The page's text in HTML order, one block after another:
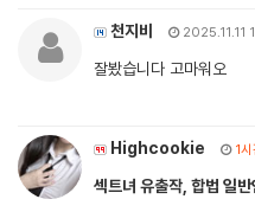
천지비 2025.11.11
잘봤습니다 고마워오
Highcookie 1
섹트녀 유출작, 합법 일